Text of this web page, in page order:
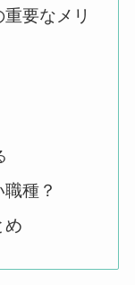
重要なメリ
種？
め